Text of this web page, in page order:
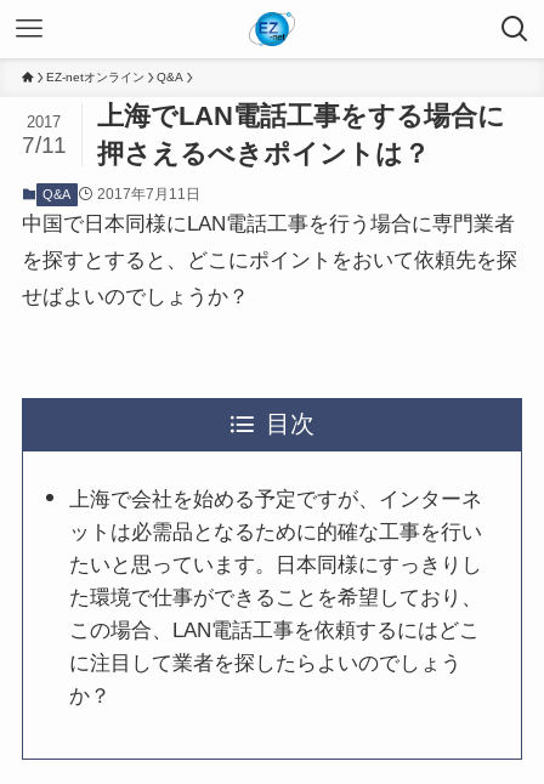
EZ-netオンライン Q&A
上海でLAN電話工事をする場合に
押さえるべきポイントは？
2017
7/11
Q&A 2017年7月11日
中国で日本同様にLAN電話工事を行う場合に専門業者
を探すとすると、どこにポイントをおいて依頼先を探
せばよいのでしょうか？
目次
上海で会社を始める予定ですが、インターネ
ットは必需品となるために的確な工事を行い
たいと思っています。日本同様にすっきりし
た環境で仕事ができることを希望しており、
この場合、LAN電話工事を依頼するにはどこ
に注目して業者を探したらよいのでしょう
か？